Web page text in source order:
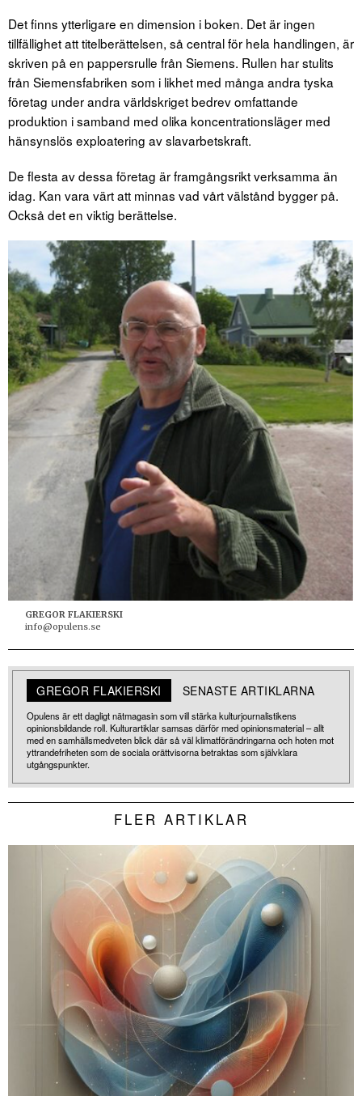
Det finns ytterligare en dimension i boken. Det är ingen
tillfällighet att titelberättelsen, så central för hela handlingen, är
skriven på en pappersrulle från Siemens. Rullen har stulits
från Siemensfabriken som i likhet med många andra tyska
företag under andra världskriget bedrev omfattande
produktion i samband med olika koncentrationsläger med
hänsynslös exploatering av slavarbetskraft.
De flesta av dessa företag är framgångsrikt verksamma än
idag. Kan vara värt att minnas vad vårt välstånd bygger på.
Också det en viktig berättelse.
GREGOR FLAKIERSKI
info@opulens.se
GREGOR FLAKIERSKI SENASTE ARTIKLARNA
Opulens är ett dagligt nätmagasin som vill stärka kulturjournalistikens
opinionsbildande roll. Kulturartiklar samsas därför med opinionsmaterial – allt
med en samhällsmedveten blick där så väl klimatförändringarna och hoten mot
yttrandefriheten som de sociala orättvisorna betraktas som självklara
utgångspunkter.
FLER ARTIKLAR